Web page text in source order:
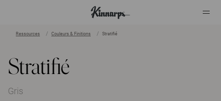
Ressources Couleurs & Finitions Stratifié
Stratifié
Gris